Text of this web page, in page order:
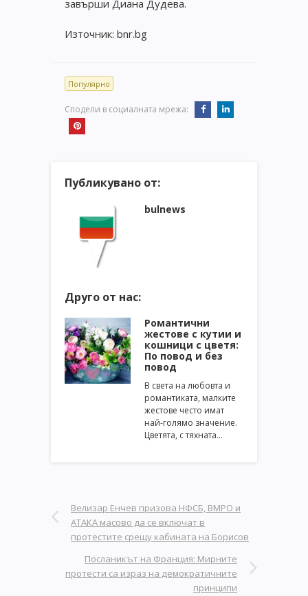
завърши Диана Дудева.
Източник: bnr.bg
Популярно
Сподели в социалната мрежа:
Публикувано от:
bulnews
Друго от нас:
Романтични
жестове с кутии и
кошници с цветя:
По повод и без
повод
В света на любовта и
романтиката, малките
жестове често имат
най-голямо значение.
Цветята, с тяхната…
Велизар Енчев призова НФСБ, ВМРО и
АТАКА масово да се включат в
протестите срещу кабината на Борисов
Посланикът на Франция: Мирните
протести са израз на демократичните
принципи